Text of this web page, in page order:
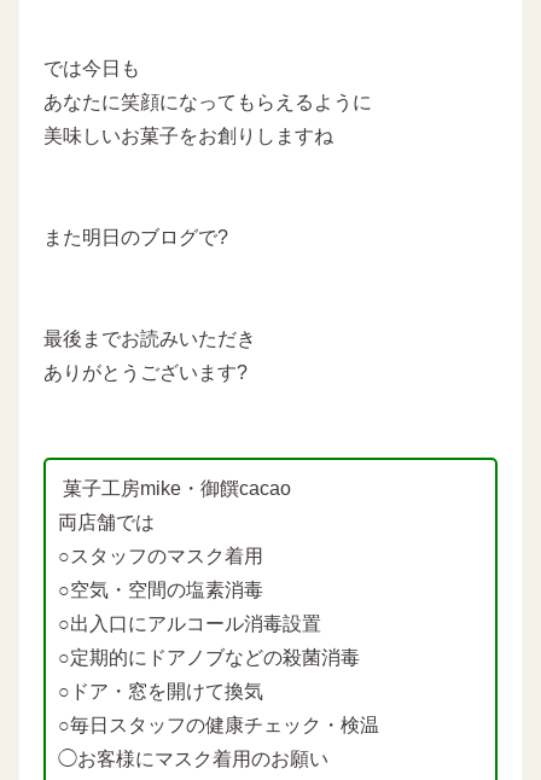
では今日も
あなたに笑顔になってもらえるように
美味しいお菓子をお創りしますね
また明日のブログで?
最後までお読みいただき
ありがとうございます?
菓子工房mike・御饌cacao
両店舗では
○スタッフのマスク着用
○空気・空間の塩素消毒
○出入口にアルコール消毒設置
○定期的にドアノブなどの殺菌消毒
○ドア・窓を開けて換気
○毎日スタッフの健康チェック・検温
◯お客様にマスク着用のお願い